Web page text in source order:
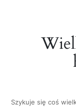
Szykuje się coś